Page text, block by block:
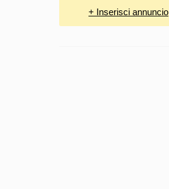
+ Inserisci annuncio